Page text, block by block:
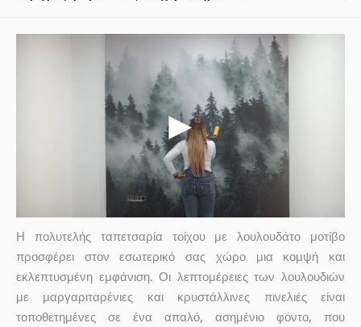
Η πολυτελής ταπετσαρία τοίχου με λουλουδάτο μοτίβο
προσφέρει στον εσωτερικό σας χώρο μια κομψή και
εκλεπτυσμένη εμφάνιση. Οι λεπτομέρειες των λουλουδιών
με μαργαριταρένιες και κρυστάλλινες πινελιές είναι
τοποθετημένες σε ένα απαλό, ασημένιο φόντο, που